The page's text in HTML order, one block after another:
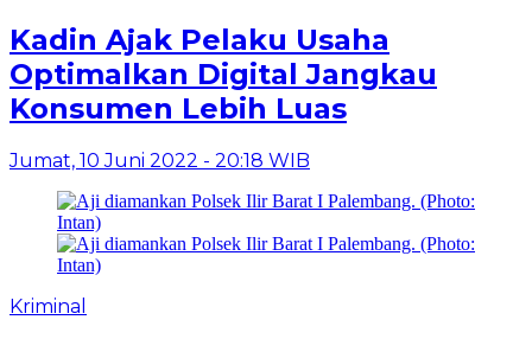
Kadin Ajak Pelaku Usaha
Optimalkan Digital Jangkau
Konsumen Lebih Luas
Jumat, 10 Juni 2022 - 20:18 WIB
Kriminal